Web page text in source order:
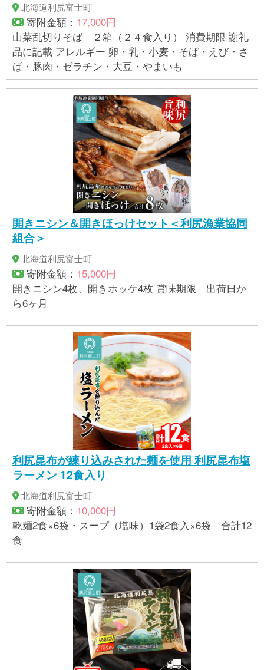
北海道利尻富士町
寄附金額： 17,000円
山菜乱切りそば ２箱（２４食入り） 消費期限 謝礼
品に記載 アレルギー 卵・乳・小麦・そば・えび・さ
ば・豚肉・ゼラチン・大豆・やまいも
開きニシン＆開きほっけセット＜利尻漁業協同
組合＞
北海道利尻富士町
寄附金額： 15,000円
開きニシン4枚、開きホッケ4枚 賞味期限 出荷日か
ら6ヶ月
利尻昆布が練り込みされた麺を使用 利尻昆布塩
ラーメン 12食入り
北海道利尻富士町
寄附金額： 10,000円
乾麺2食×6袋・スープ（塩味）1袋2食入×6袋 合計12
食